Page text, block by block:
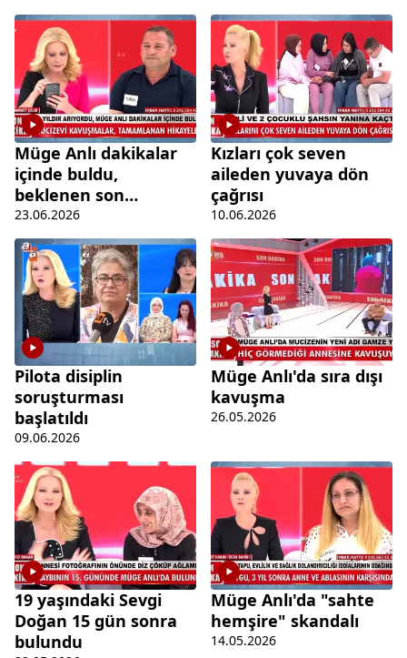
Müge Anlı dakikalar
içinde buldu,
beklenen son
gerçekleşmedi!
23.06.2026
Kızları çok seven
aileden yuvaya dön
çağrısı
10.06.2026
Pilota disiplin
soruşturması
başlatıldı
09.06.2026
Müge Anlı'da sıra dışı
kavuşma
26.05.2026
19 yaşındaki Sevgi
Doğan 15 gün sonra
bulundu
Müge Anlı'da "sahte
hemşire" skandalı
14.05.2026